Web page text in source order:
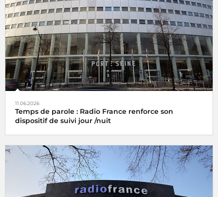
11.06.2026
Temps de parole : Radio France renforce son
dispositif de suivi jour /nuit